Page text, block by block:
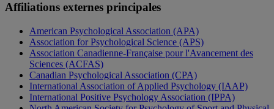
Affiliations externes principales
American Psychological Association (APA)
Association for Psychological Science (APS)
Association Canadienne-Française pour l'Avancement des
Sciences (ACFAS)
Canadian Psychological Association (CPA)
International Association of Applied Psychology (IAAP)
International Positive Psychology Association (IPPA)